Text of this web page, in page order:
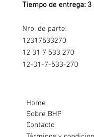
Tiempo de entrega:
Nro. de parte:
12317533270
12 31 7 533 270
12-31-7-533-270
Home
Sobre BHP
Contacto